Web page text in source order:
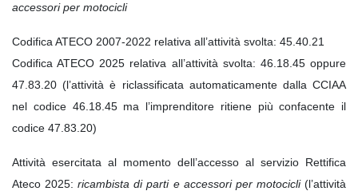
accessori per motocicli
Codifica ATECO 2007-2022 relativa all’attività svolta: 45.40.21
Codifica ATECO 2025 relativa all’attività svolta: 46.18.45 oppure
47.83.20 (l’attività è riclassificata automaticamente dalla CCIAA
nel codice 46.18.45 ma l’imprenditore ritiene più confacente il
codice 47.83.20)
Attività esercitata al momento dell’accesso al servizio Rettifica
Ateco 2025:ricambista di parti e accessori per motocicli(l’attività